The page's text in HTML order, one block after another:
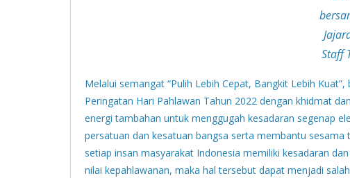
Staff
Melalui semangat “Pulih Lebih Cepat, Bangkit Lebih
Peringatan Hari Pahlawan Tahun 2022 dengan khidmat
energi tambahan untuk menggugah kesadaran segenap
persatuan dan kesatuan bangsa serta membantu
setiap insan masyarakat Indonesia memiliki kesadaran
nilai kepahlawanan, maka hal tersebut dapat menjadi